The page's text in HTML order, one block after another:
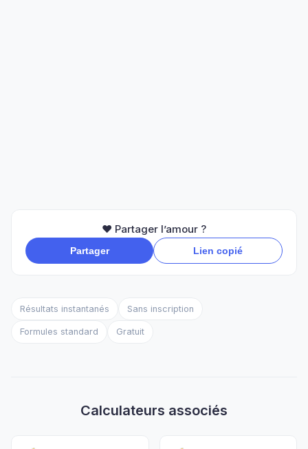
❤️ Partager l’amour ?
Partager Lien copié
Résultats instantanés Sans inscription
Formules standard Gratuit
Calculateurs associés